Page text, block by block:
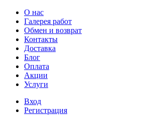
О нас
Галерея работ
Обмен и возврат
Контакты
Доставка
Блог
Оплата
Акции
Услуги
Вход
Регистрация